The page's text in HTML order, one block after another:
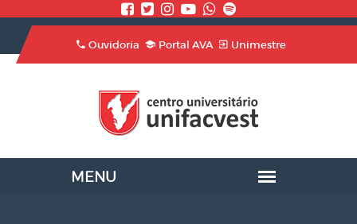
Ouvidoria Portal AVA Unimestre